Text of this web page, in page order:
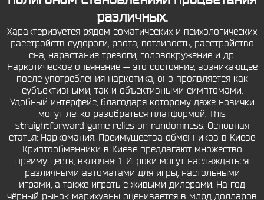
различных.
Характеризуется рядом соматических и психологических
расстройств судороги, рвота, потливость, расстройство
сна, нарастание тревоги, головокружение и др.
Наркотическое опьянение — это состояние, возникающее
после употребления наркотика, оно проявляется как
субъективными, так и объективными симптомами.
Удобный интерфейс, благодаря которому даже новички
могут легко разобраться платформой. This
straightforward game relies on randomness. Основная
статья: Наркомания. Преимущества обменников в Киеве
Криптообменники в Киеве предлагают множество
преимуществ, включая: 1. Игроки могут наслаждаться
различными автоматами для игры, настольными
играми, а также играть с живыми дилерами. На год
чёрный рынок марихуаны оценивается в млрд долларов